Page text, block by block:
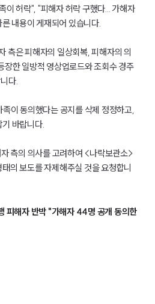
룹소개
그룹소개
륜의 강점
시는 길
파트너 로펌
통합검색
AI대륜
무사례
법률정보
률지식인
이 허락", "피해자 허락 구했다... 가해자
내용이 게재되어 있습니다.
측은 피해자의 일상회복, 피해자의 의
장한 일방적 영상업로드와 조회수 경주
다.
이 동의했다는 공지를 삭제 정정하고,
바랍니다.
측의 의사를 고려하여 <나락보관소>
의 보도를 자제해주실 것을 요청합니
피해자 반박 "가해자 44명 공개 동의한